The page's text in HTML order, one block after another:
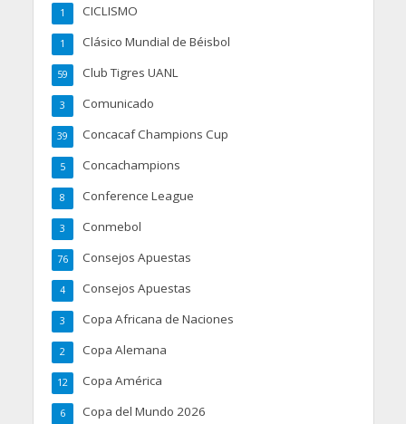
CICLISMO
1
Clásico Mundial de Béisbol
1
Club Tigres UANL
59
Comunicado
3
Concacaf Champions Cup
39
Concachampions
5
Conference League
8
Conmebol
3
Consejos Apuestas
76
Consejos Apuestas
4
Copa Africana de Naciones
3
Copa Alemana
2
Copa América
12
Copa del Mundo 2026
6